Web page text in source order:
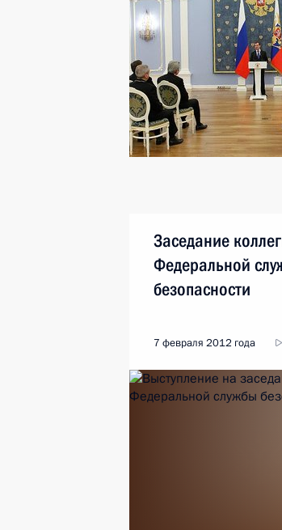
Заседание
Федеральной
безопасности
7 февраля 2012 года